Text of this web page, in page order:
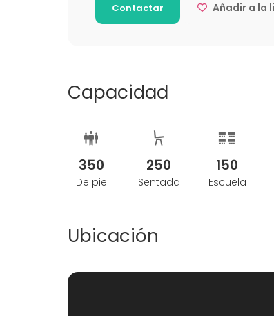
Más información sobre políticas
las personas que intervendrán en la
acondicionamiento del espacio.
Contactar Añadir a la
Capacidad
350
De pie
250
Sentada
150
Escuela
Ubicación